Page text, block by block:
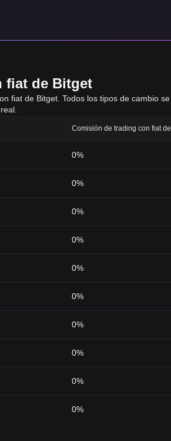
fiat de Bitget
fiat de Bitget. Todos los tipos de cambio
Comisión de trading con fiat
0%
0%
0%
0%
0%
0%
0%
0%
0%
0%